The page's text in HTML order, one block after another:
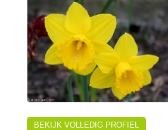
BEKIJK VOLLEDIG PROFIEL